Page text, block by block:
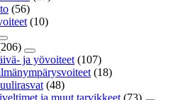
(56)
(10)
ja yövoiteet (107)
(18)
(48)